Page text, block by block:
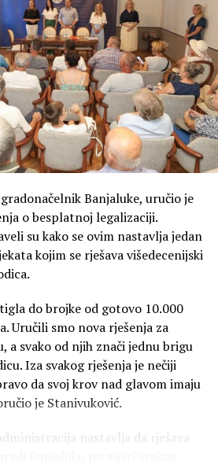
Banjaluke, uručio je
o besplatnoj legalizaciji.
su kako se ovim nastavlja jedan
kojim se rješava višedecenijski
do brojke od gotovo 10.000
Uručili smo nova rješenja za
a svako od njih znači jednu brigu
Iza svakog rješenja je nečiji
da svoj krov nad glavom imaju
je Stanivuković.
nastavlja da rješava